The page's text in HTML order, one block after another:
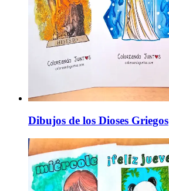
Dibujos de los Dioses Griegos